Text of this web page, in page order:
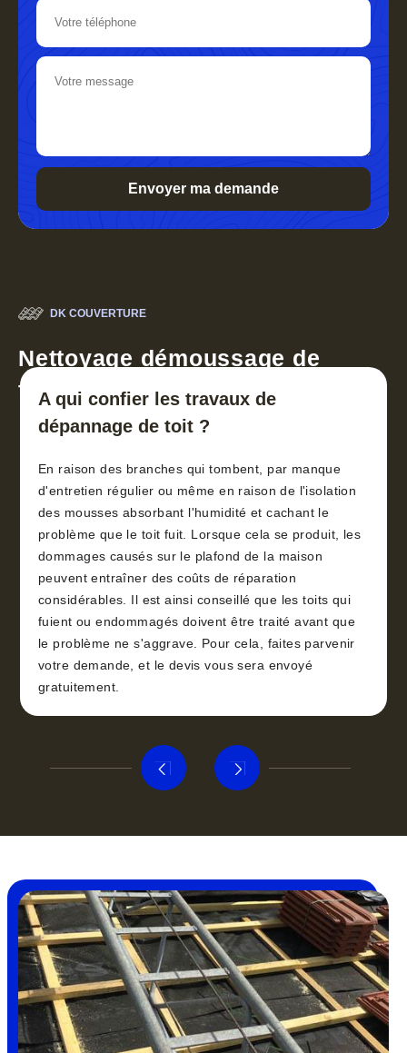
DK COUVERTURE
Nettoyage démoussage de
toiture 30
A qui confier les travaux de
dépannage de toit ?
En raison des branches qui tombent, par manque
d'entretien régulier ou même en raison de l'isolation
des mousses absorbant l'humidité et cachant le
problème que le toit fuit. Lorsque cela se produit, les
dommages causés sur le plafond de la maison
peuvent entraîner des coûts de réparation
considérables. Il est ainsi conseillé que les toits qui
fuient ou endommagés doivent être traité avant que
le problème ne s'aggrave. Pour cela, faites parvenir
votre demande, et le devis vous sera envoyé
gratuitement.